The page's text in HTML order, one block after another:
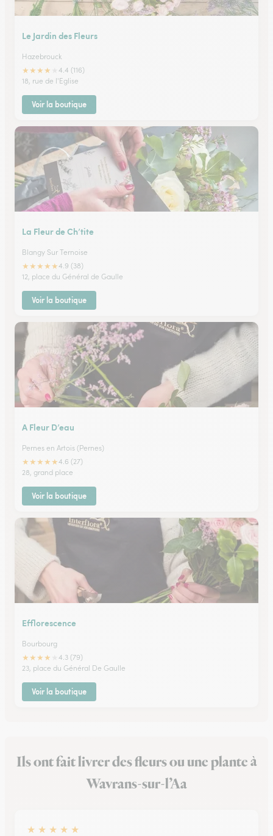
Le Jardin des Fleurs
Hazebrouck
★★★★
4.4 (116)
18, rue de l'Eglise
Voir la boutique
La Fleur de Ch’tite
Blangy Sur Ternoise
★★★★★4.9 (38)
12, place du Général de Gaulle
Voir la boutique
A Fleur D’eau
Pernes en Artois (Pernes)
★★★★★4.6 (27)
28, grand place
Voir la boutique
Efflorescence
Bourbourg
★★★★
4.3 (79)
23, place du Général De Gaulle
Voir la boutique
Ils ont fait livrer des fleurs ou une plante à
Wavrans-sur-l’Aa
★ ★ ★ ★ ★